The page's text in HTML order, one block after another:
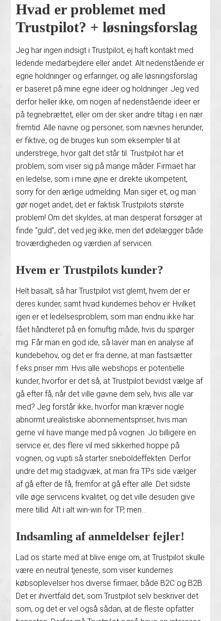
Hvad er problemet med
Trustpilot? + løsningsforslag
Jeg har ingen indsigt i Trustpilot, ej haft kontakt med
ledende medarbejdere eller andet. Alt nedenstående er
egne holdninger og erfaringer, og alle løsningsforslag
er baseret på mine egne ideer og holdninger. Jeg ved
derfor heller ikke, om nogen af nedenstående ideer er
på tegnebrættet, eller om der sker andre tiltag i en nær
fremtid. Alle navne og personer, som nævnes herunder,
er fiktive, og de bruges kun som eksempler til at
understrege, hvor galt det står til. Trustpilot har et
problem, som viser sig på mange måder. Firmaet har
en ledelse, som i mine øjne er direkte ukompetent,
sorry for den ærlige udmelding. Man siger et, og man
gør noget andet, det er faktisk Trustpilots største
problem! Om det skyldes, at man desperat forsøger at
finde “guld”, det ved jeg ikke, men det ødelægger både
troværdigheden og værdien af servicen.
Hvem er Trustpilots kunder?
Helt basalt, så har Trustpilot vist glemt, hvem der er
deres kunder, samt hvad kundernes behov er. Hvilket
igen er et ledelsesproblem, som man endnu ikke har
fået håndteret på en fornuftig måde, hvis du spørger
mig. Får man en god ide, så laver man en analyse af
kundebehov, og det er fra denne, at man fastsætter
f.eks priser mm. Hvis alle webshops er potentielle
kunder, hvorfor er det så, at Trustpilot bevidst vælge af
gå efter få, når det ville gavne dem selv, hvis alle var
med? Jeg forstår ikke, hvorfor man kræver nogle
abnormt urealistiske abonnementspriser, hvis man
gerne vil have mange med på vognen. Jo billigere en
service er, des flere vil med sikkerhed hoppe på
vognen, og vupti så starter sneboldeffekten. Derfor
undre det mig stadigvæk, at man fra TPs side vælger
af gå efter de få, fremfor at gå efter alle. Det sidste
ville øge servicens kvalitet, og det ville desuden give
mere tillid. Alt i alt win-win for TP, men…
Indsamling af anmeldelser fejler!
Lad os starte med at blive enige om, at Trustpilot skulle
være en neutral tjeneste, som viser kundernes
købsoplevelser hos diverse firmaer, både B2C og B2B.
Det er ihvertfald det, som Trustpilot selv beskriver det
som, og det er vel også sådan, at de fleste opfatter